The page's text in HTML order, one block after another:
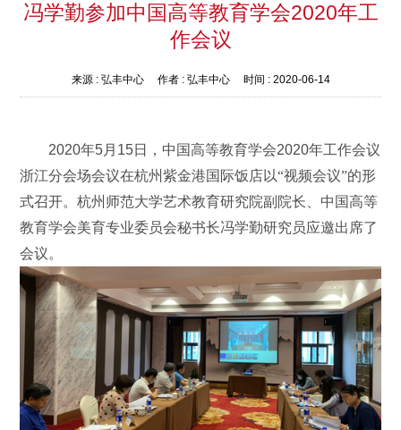
冯学勤参加中国高等教育学会2020年工
作会议
来源 : 弘丰中心作者 : 弘丰中心时间 : 2020-06-14
2020年5月 15日，中国高等教育学会2020年工作会议
浙江分会场会议在杭州紫金港国际饭店以“视频会议”的形
式召开。杭州师范大学艺术教育研究院副院长、中国高等
教育学会美育专业委员会秘书长冯学勤研究员应邀出席了
会议。